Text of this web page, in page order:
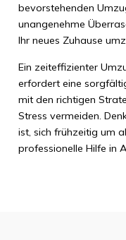
bevorstehenden
unangenehme
Ihr neues Zuhause
Ein zeiteffizienter
erfordert eine
mit den richtigen
Stress vermeiden.
ist, sich frühzeitig um
professionelle Hilfe in